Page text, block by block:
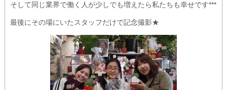
そして同じ業界で働く人が少しでも増えたら私たちも幸せです***
最後にその場にいたスタッフだけで記念撮影★